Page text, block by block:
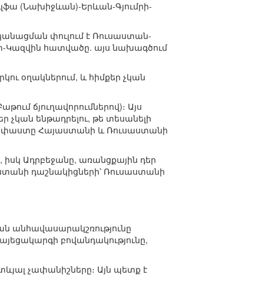
(Նախիջևան)-Երևան-Գյումրի-
փուլում է Ռուսաստան-
Կազվին հատվածը. այս նախագծում
օղակներում, և հիմքեր չկան
ճյուղավորումներով)։ Այս
չկան ենթադրելու, թե տեսանելի
փաստը Հայաստանի և Ռուսաստանի
Ադրբեջանը, առանցքային դեր
դաշնակիցների՝ Ռուսաստանի
անհավասարակշռությունը
բովանդակությունը,
չափանիշները։ Այն պետք է